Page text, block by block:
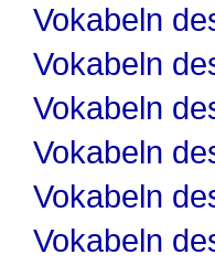
Vokabeln
Vokabeln
Vokabeln
Vokabeln
Vokabeln
Vokabeln